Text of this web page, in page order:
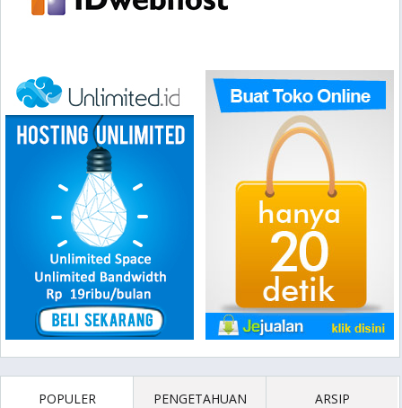
POPULER PENGETAHUAN ARSIP